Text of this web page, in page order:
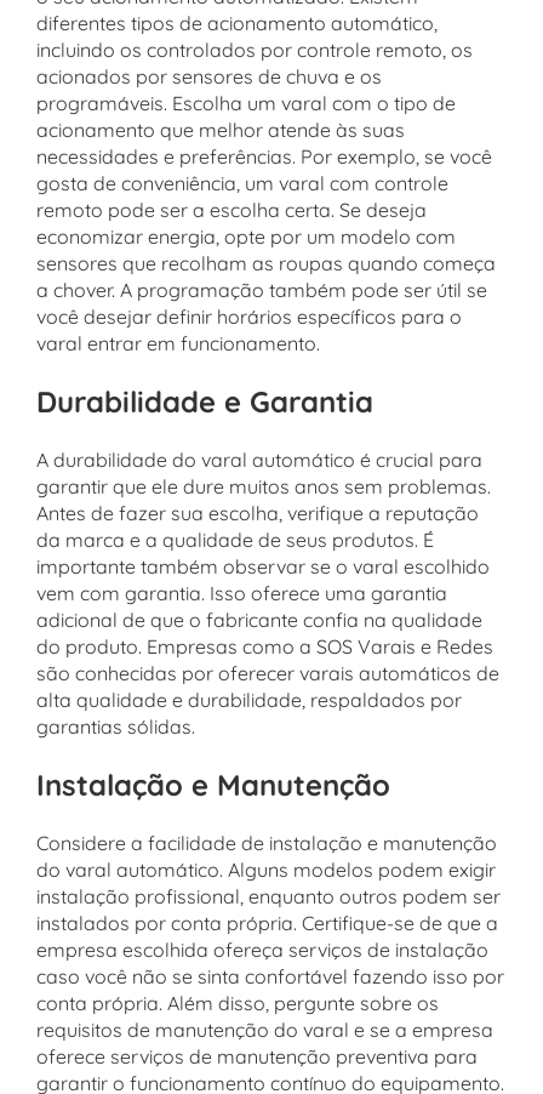
diferentes tipos de acionamento automático,
incluindo os controlados por controle remoto, os
acionados por sensores de chuva e os
programáveis. Escolha um varal com o tipo de
acionamento que melhor atende às suas
necessidades e preferências. Por exemplo, se você
gosta de conveniência, um varal com controle
remoto pode ser a escolha certa. Se deseja
economizar energia, opte por um modelo com
sensores que recolham as roupas quando começa
a chover. A programação também pode ser útil se
você desejar definir horários específicos para o
varal entrar em funcionamento.
Durabilidade e Garantia
A durabilidade do varal automático é crucial para
garantir que ele dure muitos anos sem problemas.
Antes de fazer sua escolha, verifique a reputação
da marca e a qualidade de seus produtos. É
importante também observar se o varal escolhido
vem com garantia. Isso oferece uma garantia
adicional de que o fabricante confia na qualidade
do produto. Empresas como a SOS Varais e Redes
são conhecidas por oferecer varais automáticos de
alta qualidade e durabilidade, respaldados por
garantias sólidas.
Instalação e Manutenção
Considere a facilidade de instalação e manutenção
do varal automático. Alguns modelos podem exigir
instalação profissional, enquanto outros podem ser
instalados por conta própria. Certifique-se de que a
empresa escolhida ofereça serviços de instalação
caso você não se sinta confortável fazendo isso por
conta própria. Além disso, pergunte sobre os
requisitos de manutenção do varal e se a empresa
oferece serviços de manutenção preventiva para
garantir o funcionamento contínuo do equipamento.